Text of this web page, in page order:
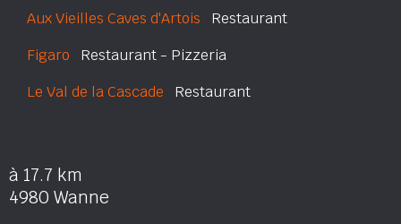
Aux Vieilles Caves d'Artois Restaurant
Figaro Restaurant - Pizzeria
Le Val de la Cascade Restaurant
à 17.7 km
4980 Wanne